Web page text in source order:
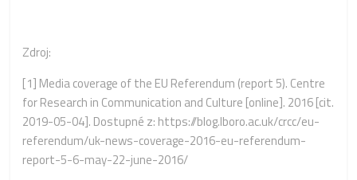
Zdroj:
[1] Media coverage of the EU Referendum (report 5). Centre
for Research in Communication and Culture [online]. 2016 [cit.
2019-05-04]. Dostupné z: https://blog.lboro.ac.uk/crcc/eu-
referendum/uk-news-coverage-2016-eu-referendum-
report-5-6-may-22-june-2016/